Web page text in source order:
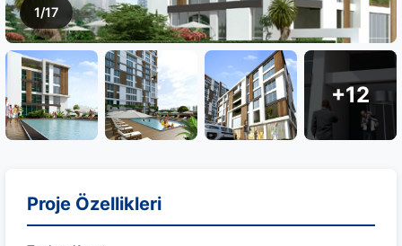
1/17
+12
Proje Özellikleri